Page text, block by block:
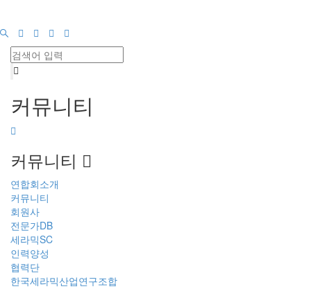
Toggle
navigation
커뮤니티
커뮤니티
연합회소개
커뮤니티
회원사
전문가DB
세라믹SC
인력양성
협력단
한국세라믹산업연구조합